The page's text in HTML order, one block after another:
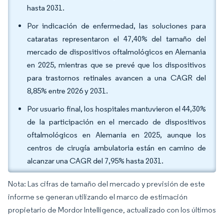
hasta 2031.
Por indicación de enfermedad, las soluciones para
cataratas representaron el 47,40% del tamaño del
mercado de dispositivos oftalmológicos en Alemania
en 2025, mientras que se prevé que los dispositivos
para trastornos retinales avancen a una CAGR del
8,85% entre 2026 y 2031.
Por usuario final, los hospitales mantuvieron el 44,30%
de la participación en el mercado de dispositivos
oftalmológicos en Alemania en 2025, aunque los
centros de cirugía ambulatoria están en camino de
alcanzar una CAGR del 7,95% hasta 2031.
Nota: Las cifras de tamaño del mercado y previsión de este
informe se generan utilizando el marco de estimación
propietario de Mordor Intelligence, actualizado con los últimos